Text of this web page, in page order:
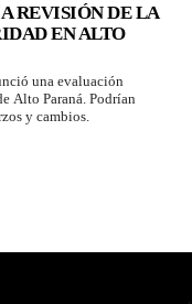
REVISIÓN DE LA
EN ALTO
una evaluación
Alto Paraná. Podrían
y cambios.